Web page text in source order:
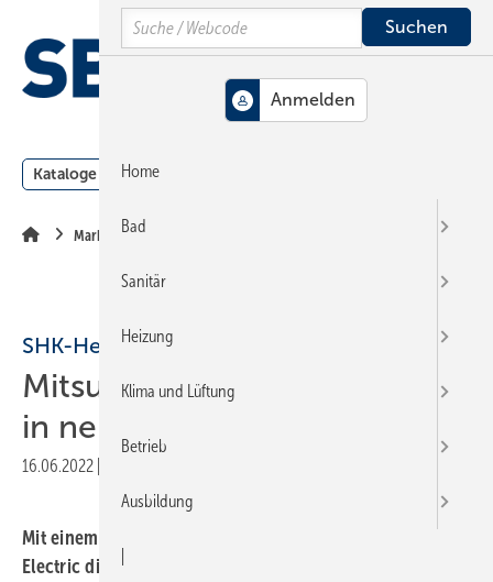
Hauptinhalt
Hauptmenü
SiteSearch
Kataloge Meldungen
Markt + Trends
SHK-Hersteller
Mitsubishi Electric investiert
in neues Werk in der Türkei
16.06.2022
Mit einem neuen Werk in der Türkei will Mitsubishi
Electric die wachsende Nachfrage nach Luft/Wasser-
Search
Home
Bad
Sanitär
Heizung
Klima und Lüftung
Betrieb
Ausbildung